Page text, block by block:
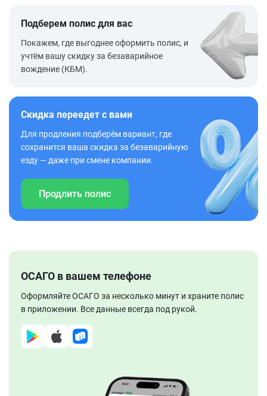
Подберем полис для вас
Покажем, где выгоднее оформить полис, и
учтём вашу скидку за безаварийное
вождение (КБМ).
Скидка переедет с вами
Для продления подберём вариант, где
сохранится ваша скидка за безаварийную
езду — даже при смене компании.
Продлить полис
ОСАГО в вашем телефоне
Оформляйте ОСАГО за несколько минут и храните полис
в приложении. Все данные всегда под рукой.